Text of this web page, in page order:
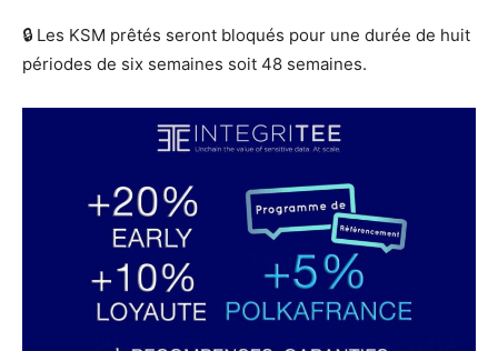
🔒 Les KSM prêtés seront bloqués pour une durée de huit
périodes de six semaines soit 48 semaines.